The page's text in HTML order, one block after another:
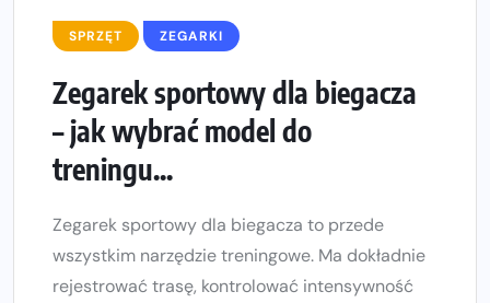
SPRZĘT ZEGARKI
Zegarek sportowy dla biegacza
– jak wybrać model do
treningu...
Zegarek sportowy dla biegacza to przede
wszystkim narzędzie treningowe. Ma dokładnie
rejestrować trasę, kontrolować intensywność